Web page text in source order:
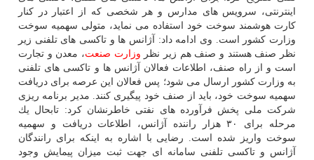
اینترنتی، سرویس های مدارس و هر شخصی كه از اعتبار در كنار
كارت هوشمند سوخت خود استفاده می نماید، متولی سهمیه سوخت
وزارت كشور است. وی ادامه داد: آژانس ها و تاكسی های تلفنی زیر
نظر صنف هستند و صنف هم زیر نظر وزارت صنعت، معدن و تجارت
است و از راه صنف، اطلاعات فعالان آژانس ها و تاكسی های تلفنی
به وزارت كشور ارسال می شود؛ پس فعالان این عرصه برای دریافت
سهمیه سوخت خود، باید از صنف خود پیگیری كنند. مدیر برنامه ریزی
شركت ملی پخش فرآورده های نفتی خاطرنشان كرد: تابحال یك
مرحله برای ۳۰ هزار راننده آژانس، اطلاعات دریافت و سهمیه
سوخت واریز شده است. رضایی با اشاره به اینكه برای رانندگان
آژانس و تاكسی تلفنی سامانه ای جهت ثبت میزان پیمایش وجود